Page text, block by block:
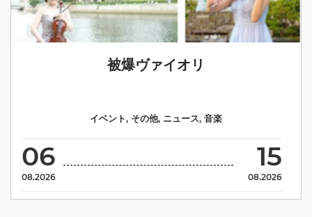
被爆ヴァイオリ
06
08.2026
15
08.2026
イベント, その他, ニュース, 音楽